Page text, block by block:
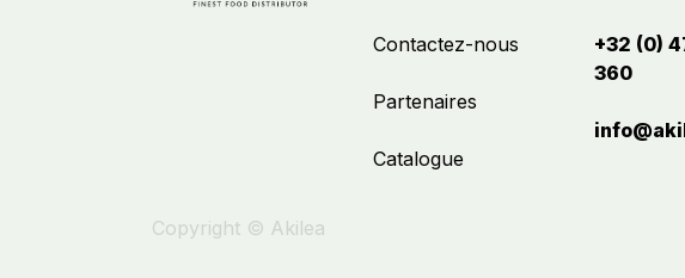
+32 (0)
360
Contactez-nous
Partenaires
Catalogue
Copyright © Akilea